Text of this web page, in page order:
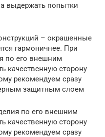
выдержать попытки
– окрашенные
гармоничнее. При
по его внешним
качественную сторону
рекомендуем сразу
защитным слоем
по его внешним
качественную сторону
рекомендуем сразу